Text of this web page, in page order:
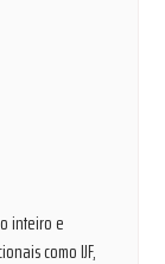
inteiro e
como IJF,